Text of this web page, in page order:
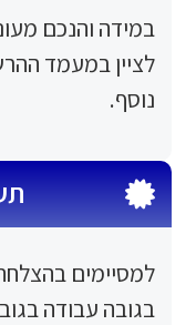
מעוניינים
ההרשמה לצורך
תעודת
בהצלחה תוענק
בגובה + תעודת